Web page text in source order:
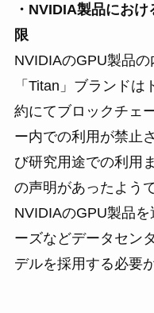
・NVIDIA製品にお
限
NVIDIAのGPU製品
「Titan」ブランド
約にてブロックチェ
ー内での利用が禁止
び研究用途での利用
の声明があったよう
NVIDIAのGPU製品
ーズなどデータセン
デルを採用する必要